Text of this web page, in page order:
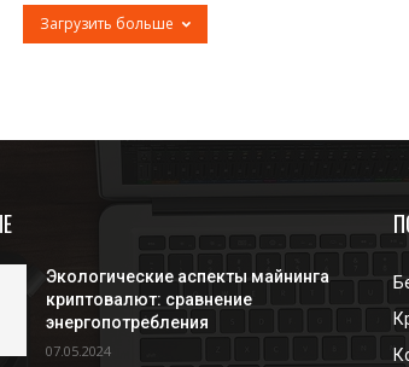
Загрузить больше
Экологические аспекты майнинга
криптовалют: сравнение
энергопотребления
07.05.2024